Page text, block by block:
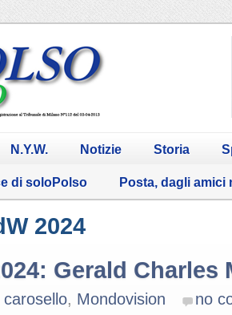
N.Y.W. Notizie Storia
di soloPolso Posta, dagli amici
2024
Gerald Charles
carosello, Mondovision no